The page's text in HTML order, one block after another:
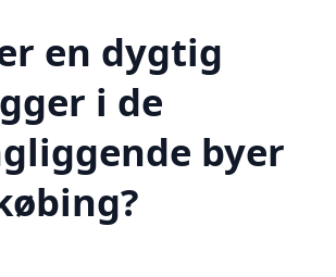
en dygtig
i de
byer